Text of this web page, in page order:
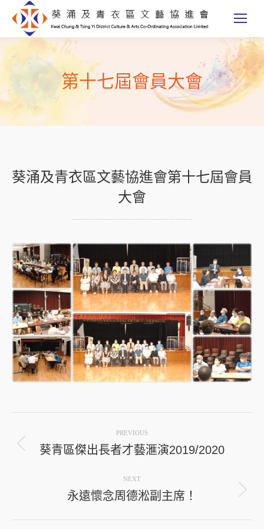
第十七屆會員大會
葵涌及青衣區文藝協進會第十七屆會員
大會
navigation
PREVIOUS
Previous
葵青區傑出長者才藝滙演2019/2020
NEXT
Next
永遠懷念周德淞副主席！